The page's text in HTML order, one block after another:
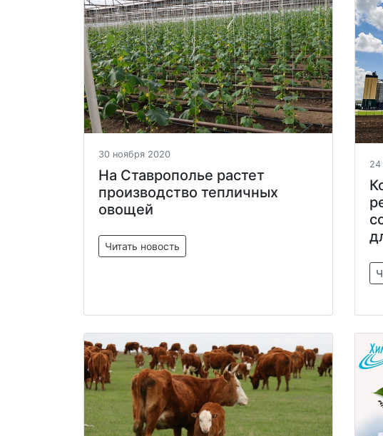
30 ноября 2020
На Ставрополье растет
производство тепличных
овощей
Читать новость
24